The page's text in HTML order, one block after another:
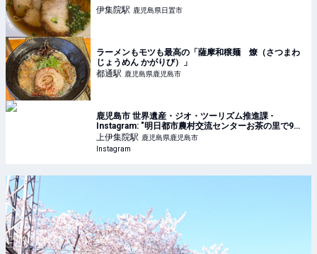
伊集院駅 鹿児島県日置市
ラーメンもモツも最高の「薩摩和穣麺 燎（さつまわ
じょうめん かがりび）」
都通駅 鹿児島県鹿児島市
鹿児島市 世界遺産・ジオ・ツーリズム推進課 -
Instagram: "明日都市農村交流センターお茶の里で9周
年祭を開催します。 野菜・果物特価販売、オリジナル
ブレンド茶づくり体験のほか、県産黒毛和
上伊集院駅 鹿児島県鹿児島市
Instagram